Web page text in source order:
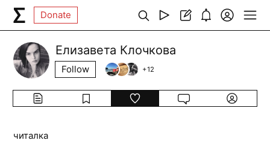
Donate
Елизавета Клочкова
Follow +12
читалка